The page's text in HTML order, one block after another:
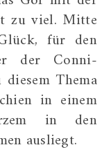
zu viel. Mitte
für den
der Conni-
Thema
in einem
in den
ausliegt.